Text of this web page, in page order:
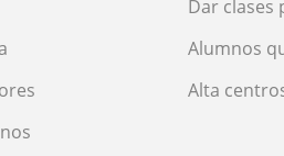
Dar clases
Alumnos
Alta